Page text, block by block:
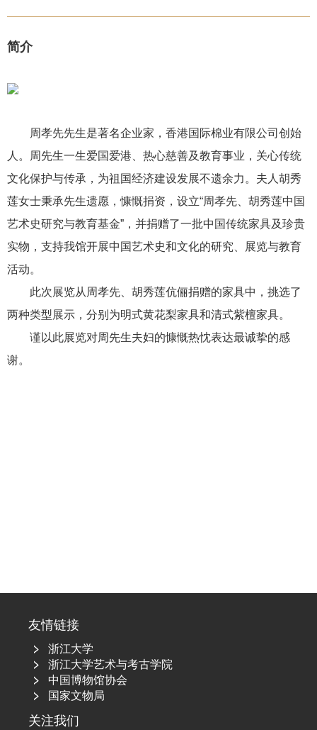
简介
周孝先先生是著名企业家，香港国际棉业有限公司创始
人。周先生一生爱国爱港、热心慈善及教育事业，关心传统
文化保护与传承，为祖国经济建设发展不遗余力。夫人胡秀
莲女士秉承先生遗愿，慷慨捐资，设立“周孝先、胡秀莲中国
艺术史研究与教育基金”，并捐赠了一批中国传统家具及珍贵
实物，支持我馆开展中国艺术史和文化的研究、展览与教育
活动。
此次展览从周孝先、胡秀莲伉俪捐赠的家具中，挑选了
两种类型展示，分别为明式黄花梨家具和清式紫檀家具。
谨以此展览对周先生夫妇的慷慨热忱表达最诚挚的感
谢。
友情链接
浙江大学
浙江大学艺术与考古学院
中国博物馆协会
国家文物局
关注我们